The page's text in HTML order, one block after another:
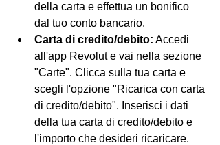
della carta e effettua un bonifico
dal tuo conto bancario.
Carta di credito/debito: Accedi
all'app Revolut e vai nella sezione
"Carte". Clicca sulla tua carta e
scegli l'opzione "Ricarica con carta
di credito/debito". Inserisci i dati
della tua carta di credito/debito e
l'importo che desideri ricaricare.